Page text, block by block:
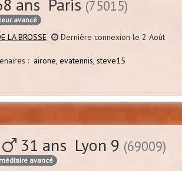
(75015)
avancé
LA BROSSE
Dernière connexion le 2 Août
: airone,evatennis,steve15
31 ans Lyon 9 (69009)
avancé